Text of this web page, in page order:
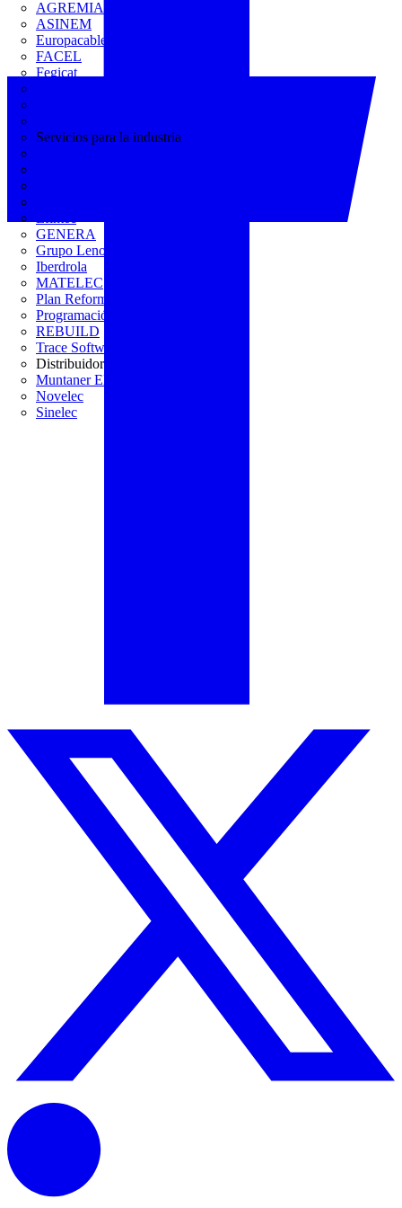
AGREMIA
ASINEM
Europacable
FACEL
Fegicat
Servicios para la industria
GENERA
Grupo Lenor
Iberdrola
MATELEC
Plan Reforma
Programación Integral
REBUILD
Trace Software
Distribuidor
Muntaner Electro
Novelec
Sinelec